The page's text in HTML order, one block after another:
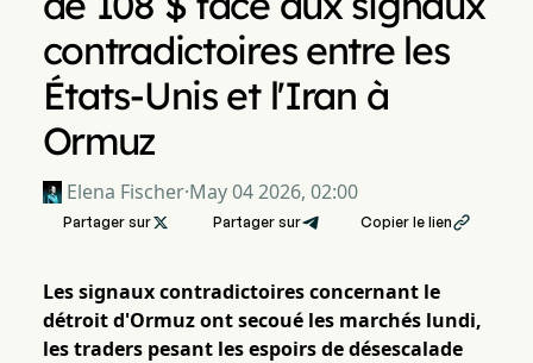
contradictoires entre les
États-Unis et l'Iran à
Ormuz
Elena Fischer·May 04 2026, 02:00
Partager sur Partager sur Copier le lien
Les signaux contradictoires concernant le
détroit d'Ormuz ont secoué les marchés lundi,
les traders pesant les espoirs de désescalade